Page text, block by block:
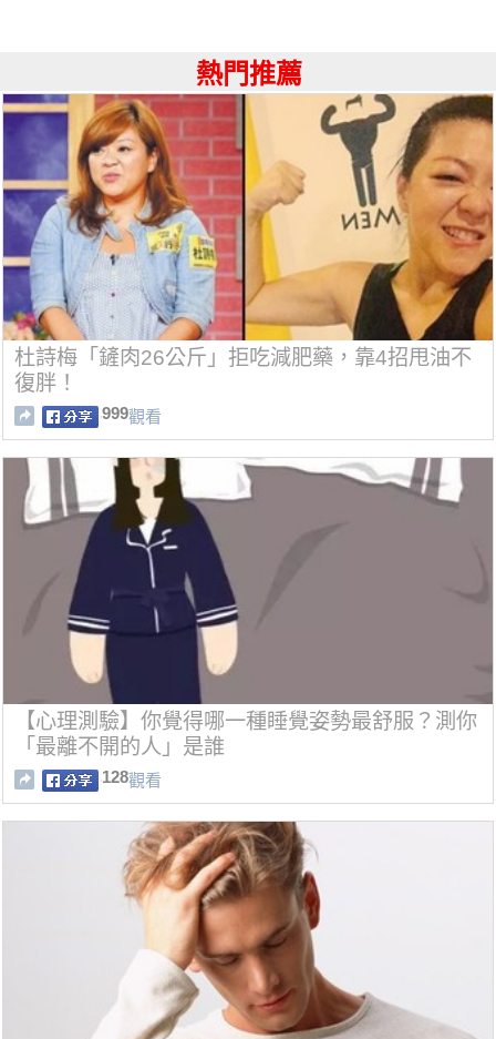
熱門推薦
杜詩梅「鏟肉26公斤」拒吃減肥藥，靠4招甩油不
復胖！
999觀看
【心理測驗】你覺得哪一種睡覺姿勢最舒服？測你
「最離不開的人」是誰
128觀看